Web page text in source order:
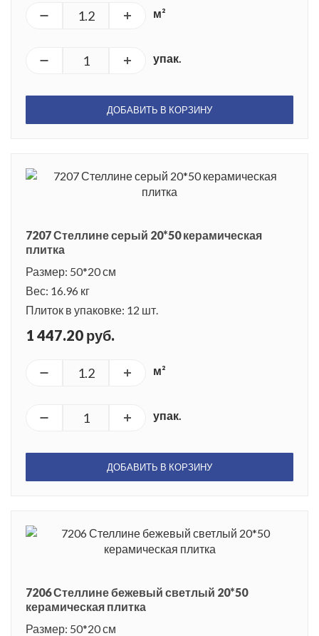
м²
упак.
ДОБАВИТЬ В КОРЗИНУ
7207 Стеллине серый 20*50 керамическая
плитка
Размер: 50*20 см
Вес: 16.96 кг
Плиток в упаковке: 12 шт.
1 447.20 руб.
м²
упак.
ДОБАВИТЬ В КОРЗИНУ
7206 Стеллине бежевый светлый 20*50
керамическая плитка
Размер: 50*20 см